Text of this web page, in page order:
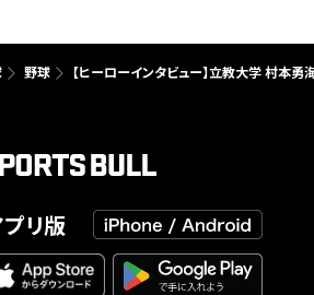
野球 【ヒーローインタビュー】立教大学 村本
リ版